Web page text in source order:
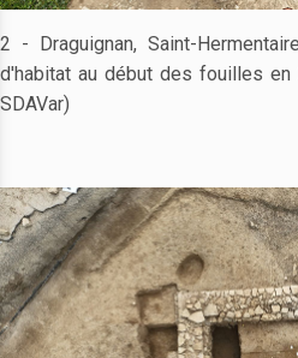
2 - Draguignan, Saint-
d'habitat au début des fouilles en
SDAVar)